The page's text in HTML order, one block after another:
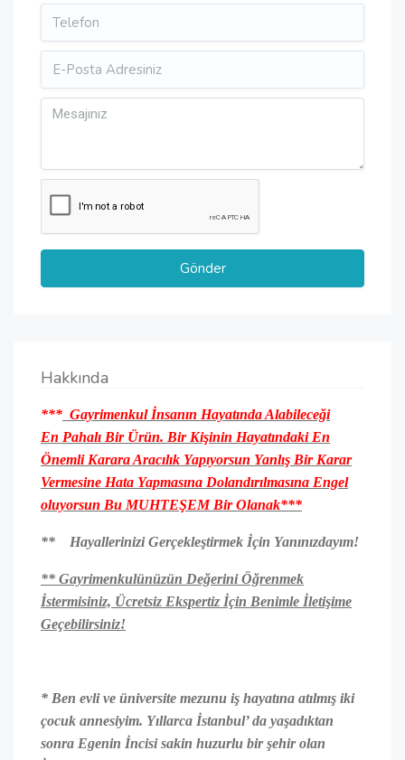
Hakkında
*** Gayrimenkul İnsanın Hayatında Alabileceği
En Pahalı Bir Ürün. Bir Kişinin Hayatındaki En
Önemli Karara Aracılık Yapıyorsun Yanlış Bir Karar
Vermesine Hata Yapmasına Dolandırılmasına Engel
oluyorsun Bu MUHTEŞEM Bir Olanak***
** Hayallerinizi Gerçekleştirmek İçin Yanınızdayım!
** Gayrimenkulünüzün Değerini Öğrenmek
İstermisiniz, Ücretsiz Ekspertiz İçin Benimle İletişime
Geçebilirsiniz!
* Ben evli ve üniversite mezunu iş hayatına atılmış iki
çocuk annesiyim. Yıllarca İstanbul’ da yaşadıktan
sonra Egenin İncisi sakin huzurlu bir şehir olan